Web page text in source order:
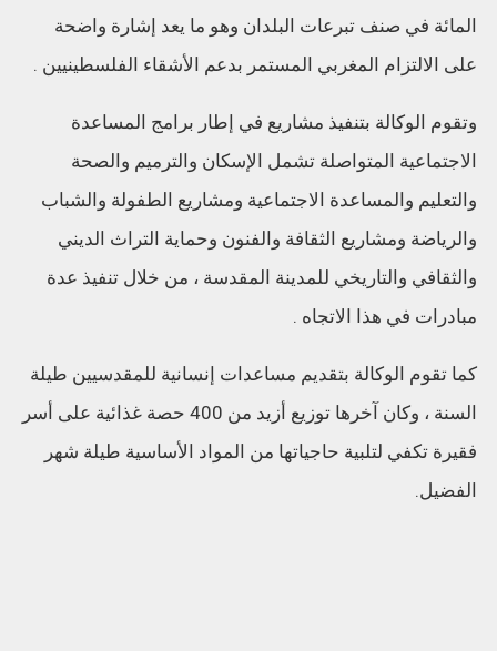
المائة في صنف تبرعات البلدان وهو ما يعد إشارة واضحة
على الالتزام المغربي المستمر بدعم الأشقاء الفلسطينيين .
وتقوم الوكالة بتنفيذ مشاريع في إطار برامج المساعدة
الاجتماعية المتواصلة تشمل الإسكان والترميم والصحة
والتعليم والمساعدة الاجتماعية ومشاريع الطفولة والشباب
والرياضة ومشاريع الثقافة والفنون وحماية التراث الديني
والثقافي والتاريخي للمدينة المقدسة ، من خلال تنفيذ عدة
مبادرات في هذا الاتجاه .
كما تقوم الوكالة بتقديم مساعدات إنسانية للمقدسيين طيلة
السنة ، وكان آخرها توزيع أزيد من 400 حصة غذائية على أسر
فقيرة تكفي لتلبية حاجياتها من المواد الأساسية طيلة شهر
الفضيل.